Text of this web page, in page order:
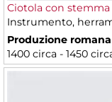
Ciotola con
Instrumento,
Produzione romana
1400 circa - 1450